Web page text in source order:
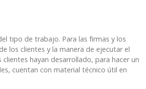
tipo de trabajo. Para las firmas y los
los clientes y la manera de ejecutar el
hayan desarrollado, para hacer un
cuentan con material técnico útil en